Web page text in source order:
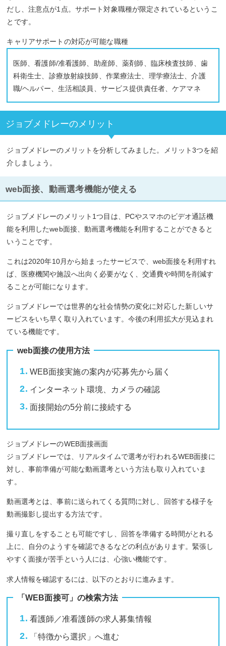
だし、注意点が1点。サポート対象職種が限定されているというこ
とです。
キャリアサポートの対応が可能な職種
医師、看護師/准看護師、助産師、薬剤師、臨床検査技師、歯
科衛生士、診療放射線技師、作業療法士、理学療法士、介護
職/ヘルパー、生活相談員、サービス提供責任者、ケアマネ
ジョブメドレーのメリット
ジョブメドレーのメリットを分析してみました。メリット3つを紹
介しましょう。
web面接、動画選考機能が使える
ジョブメドレーのメリット1つ目は、PCやスマホのビデオ通話機
能を利用したweb面接、動画選考機能を利用することができると
いうことです。
これは2020年10月から始まったサービスで、web面接を利用すれ
ば、医療機関や施設へ出向く必要がなく、交通費や時間を削減す
ることが可能になります。
ジョブメドレーでは世界的な社会情勢の変化に対応した新しいサ
ービスをいち早く取り入れています。今後の利用拡大が見込まれ
ている機能です。
web面接の使用方法
WEB面接実施の案内が応募先から届く
インターネット環境、カメラの確認
面接開始の5分前に接続する
ジョブメドレーのWEB面接画面
ジョブメドレーでは、リアルタイムで選考が行われるWEB面接に
対し、事前準備が可能な動画選考という方法も取り入れていま
す。
動画選考とは、事前に送られてくる質問に対し、回答する様子を
動画撮影し提出する方法です。
撮り直しをすることも可能ですし、回答を準備する時間がとれる
上に、自分のようすを確認できるなどの利点があります。緊張し
やすく面接が苦手という人には、心強い機能です。
求人情報を確認するには、以下のとおりに進みます。
「WEB面接可」の検索方法
看護師／准看護師の求人募集情報
「特徴から選択」へ進む